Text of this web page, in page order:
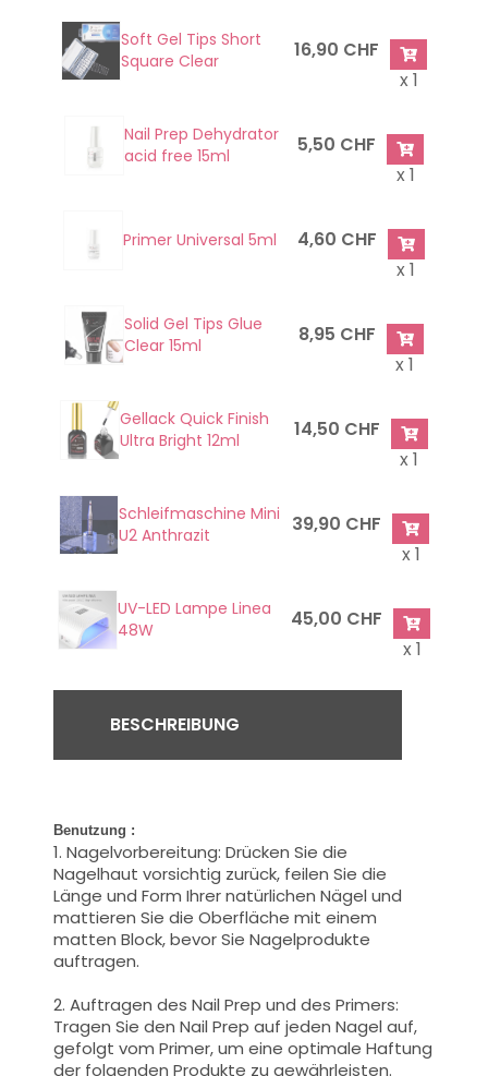
Soft Gel Tips Short
Square Clear
16,90 CHF
x 1
Nail Prep Dehydrator
acid free 15ml
5,50 CHF
x 1
Primer Universal 5ml
4,60 CHF
x 1
Solid Gel Tips Glue
Clear 15ml
8,95 CHF
x 1
Gellack Quick Finish
Ultra Bright 12ml
14,50 CHF
x 1
Schleifmaschine Mini
U2 Anthrazit
39,90 CHF
x 1
UV-LED Lampe Linea
48W
45,00 CHF
x 1
BESCHREIBUNG
Benutzung :
1. Nagelvorbereitung: Drücken Sie die
Nagelhaut vorsichtig zurück, feilen Sie die
Länge und Form Ihrer natürlichen Nägel und
mattieren Sie die Oberfläche mit einem
matten Block, bevor Sie Nagelprodukte
auftragen.
2. Auftragen des Nail Prep und des Primers:
Tragen Sie den Nail Prep auf jeden Nagel auf,
gefolgt vom Primer, um eine optimale Haftung
der folgenden Produkte zu gewährleisten.